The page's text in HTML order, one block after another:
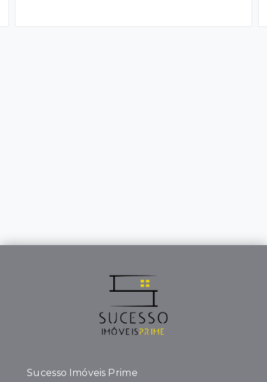
Sucesso Imóveis Prime